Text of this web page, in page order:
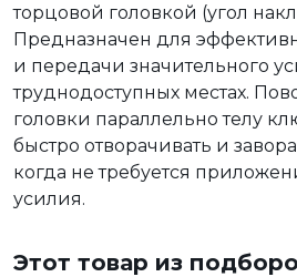
торцовой головкой (угол
Предназначен для
и передачи значительного
труднодоступных местах.
головки параллельно телу
быстро отворачивать и
когда не требуется
усилия.
Этот товар из